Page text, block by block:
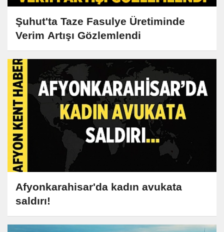
Şuhut'ta Taze Fasulye Üretiminde
Verim Artışı Gözlemlendi
Afyonkarahisar'da kadın avukata
saldırı!